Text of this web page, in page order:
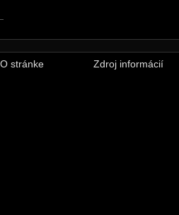
O stránke Zdroj informácií